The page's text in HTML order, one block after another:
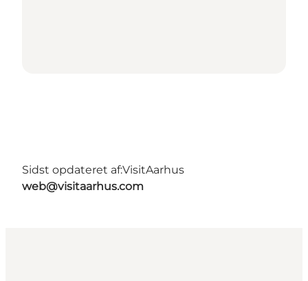
Sidst opdateret af:VisitAarhus
web@visitaarhus.com